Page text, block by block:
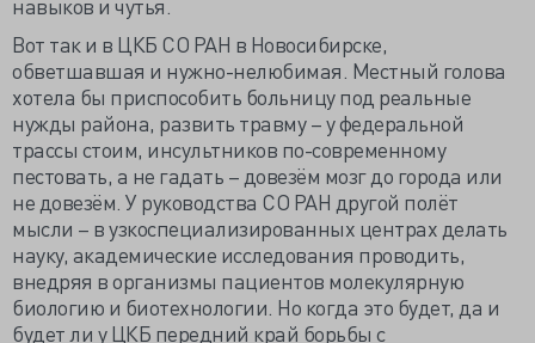
Вот так и в ЦКБ СО РАН в Новосибирске,
обветшавшая и нужно-нелюбимая. Местный голова
хотела бы приспособить больницу под реальные
нужды района, развить травму – у федеральной
трассы стоим, инсультников по-современному
пестовать, а не гадать – довезём мозг до города или
не довезём. У руководства СО РАН другой полёт
мысли – в узкоспециализированных центрах делать
науку, академические исследования проводить,
внедряя в организмы пациентов молекулярную
биологию и биотехнологии. Но когда это будет, да и
будет ли у ЦКБ передний край борьбы с